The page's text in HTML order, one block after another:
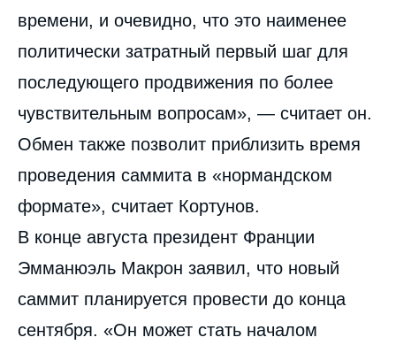
времени, и очевидно, что это наименее
политически затратный первый шаг для
последующего продвижения по более
чувствительным вопросам», — считает он.
Обмен также позволит приблизить время
проведения саммита в «нормандском
формате», считает Кортунов.
В конце августа президент Франции
Эмманюэль Макрон заявил, что новый
саммит планируется провести до конца
сентября. «Он может стать началом